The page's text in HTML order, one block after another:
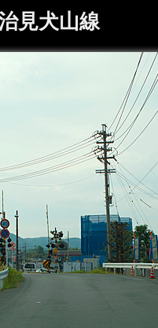
見犬山線